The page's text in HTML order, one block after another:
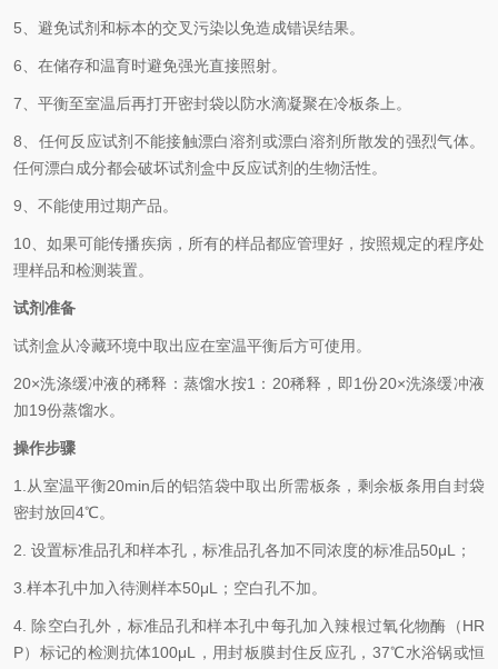
5、避免试剂和标本的交叉污染以免造成错误结果。
6、在储存和温育时避免强光直接照射。
7、平衡至室温后再打开密封袋以防水滴凝聚在冷板条上。
8、任何反应试剂不能接触漂白溶剂或漂白溶剂所散发的强烈气体。
任何漂白成分都会破坏试剂盒中反应试剂的生物活性。
9、不能使用过期产品。
10、如果可能传播疾病，所有的样品都应管理好，按照规定的程序处
理样品和检测装置。
试剂准备
试剂盒从冷藏环境中取出应在室温平衡后方可使用。
20×洗涤缓冲液的稀释：蒸馏水按1 ： 20稀释，即1份20×洗涤缓冲液
加19份蒸馏水。
操作步骤
1.从室温平衡20min后的铝箔袋中取出所需板条，剩余板条用自封袋
密封放回4℃。
2. 设置标准品孔和样本孔，标准品孔各加不同浓度的标准品50μL ；
3.样本孔中加入待测样本50μL ；空白孔不加。
4. 除空白孔外，标准品孔和样本孔中每孔加入辣根过氧化物酶（HR
P）标记的检测抗体100μL ，用封板膜封住反应孔， 37℃水浴锅或恒